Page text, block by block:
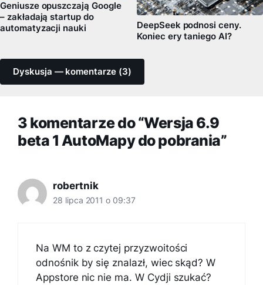
Geniusze opuszczają Google
– zakładają startup do
automatyzacji nauki
DeepSeek podnosi ceny.
Koniec ery taniego AI?
Dyskusja — komentarze (3)
3 komentarze do “Wersja 6.9
beta 1 AutoMapy do pobrania”
robertnik
28 lipca 2011 o 09:37
Na WM to z czytej przyzwoitości
odnośnik by się znalazł, wiec skąd? W
Appstore nic nie ma. W Cydji szukać?